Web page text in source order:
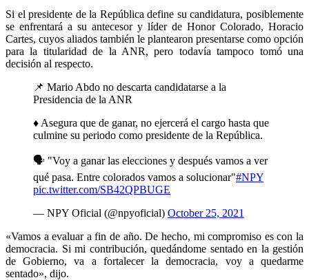
Si el presidente de la República define su candidatura, posiblemente
se enfrentará a su antecesor y líder de Honor Colorado, Horacio
Cartes, cuyos aliados también le plantearon presentarse como opción
para la titularidad de la ANR, pero todavía tampoco tomó una
decisión al respecto.
📌 Mario Abdo no descarta candidatarse a la
Presidencia de la ANR
♦️ Asegura que de ganar, no ejercerá el cargo hasta que
culmine su periodo como presidente de la República.
🗣️ "Voy a ganar las elecciones y después vamos a ver
qué pasa. Entre colorados vamos a solucionar"#NPY
pic.twitter.com/SB42QPBUGE
— NPY Oficial (@npyoficial) October 25, 2021
«Vamos a evaluar a fin de año. De hecho, mi compromiso es con la
democracia. Si mi contribución, quedándome sentado en la gestión
de Gobierno, va a fortalecer la democracia, voy a quedarme
sentado», dijo.